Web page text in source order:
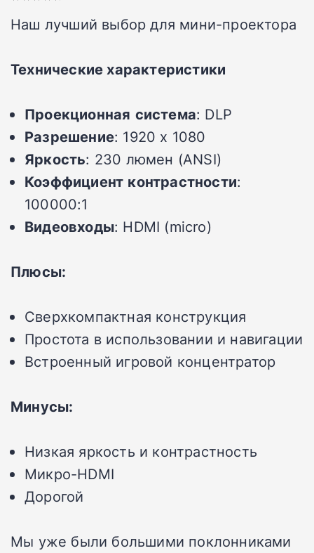
Наш лучший выбор для мини-проектора
Технические характеристики
Проекционная система: DLP
Разрешение: 1920 x 1080
Яркость: 230 люмен (ANSI)
Коэффициент контрастности:
100000:1
Видеовходы: HDMI (micro)
Плюсы:
Сверхкомпактная конструкция
Простота в использовании и навигации
Встроенный игровой концентратор
Минусы:
Низкая яркость и контрастность
Микро-HDMI
Дорогой
Мы уже были большими поклонниками